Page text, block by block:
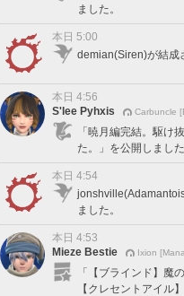
ました。
本日 5:00
demian(Siren)が結成
本日 4:56
S'lee Pyhxis
Carbuncle
「暁月編完結。駆け
た。」を公開しました
本日 4:54
ました。
本日 4:53
Mieze Bestie
Ixion
「【ブラインド】魔
【クレセントアイ